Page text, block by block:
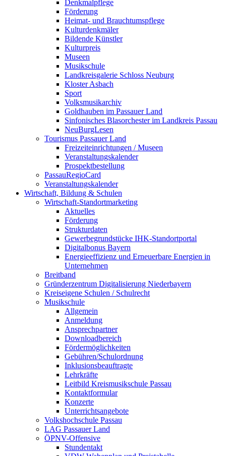
Denkmalpflege
Förderung
Heimat- und Brauchtumspflege
Kulturdenkmäler
Bildende Künstler
Kulturpreis
Museen
Musikschule
Landkreisgalerie Schloss Neuburg
Kloster Asbach
Sport
Volksmusikarchiv
Goldhauben im Passauer Land
Sinfonisches Blasorchester im Landkreis Passau
NeuBurgLesen
Tourismus Passauer Land
Freizeiteinrichtungen / Museen
Veranstaltungskalender
Prospektbestellung
PassauRegioCard
Veranstaltungskalender
Wirtschaft, Bildung & Schulen
Wirtschaft-Standortmarketing
Aktuelles
Förderung
Strukturdaten
Gewerbegrundstücke IHK-Standortportal
Digitalbonus Bayern
Energieeffizienz und Erneuerbare Energien in
Unternehmen
Breitband
Gründerzentrum Digitalisierung Niederbayern
Kreiseigene Schulen / Schulrecht
Musikschule
Allgemein
Anmeldung
Ansprechpartner
Downloadbereich
Fördermöglichkeiten
Gebühren/Schulordnung
Inklusionsbeauftragte
Lehrkräfte
Leitbild Kreismusikschule Passau
Kontaktformular
Konzerte
Unterrichtsangebote
Volkshochschule Passau
LAG Passauer Land
ÖPNV-Offensive
Stundentakt